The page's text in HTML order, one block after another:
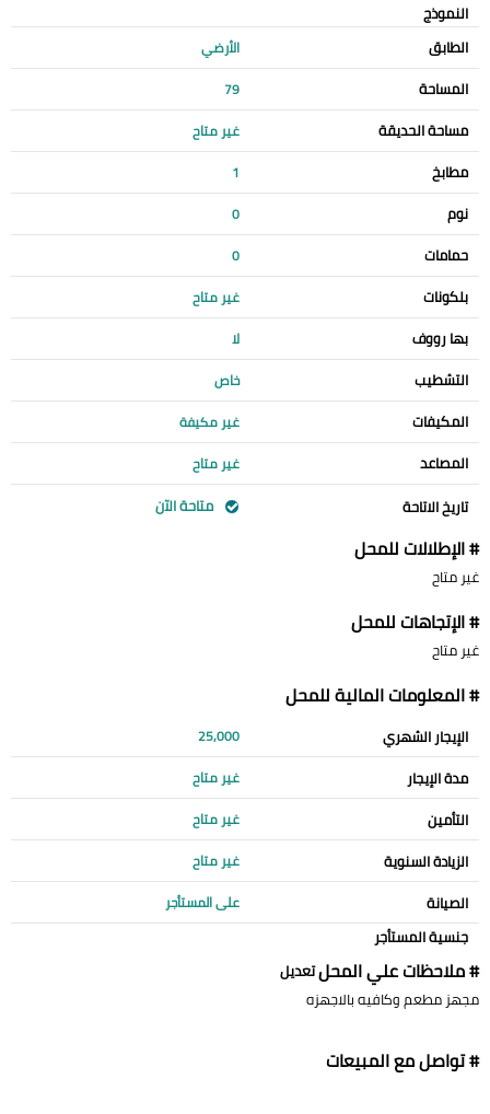
النموذج
الطابق
الأرضي
المساحة 79
مساحة الحديقة غير متاح
مطابخ 1
نوم 0
حمامات 0
بلكونات غير متاح
بها رووف لا
التشطيب خاص
المكيفات غير مكيفة
المصاعد غير متاح
تاريخ الاتاحة متاحة الآن
# الإطلالات للمحل
غير متاح
# الإتجاهات للمحل
غير متاح
# المعلومات المالية للمحل
الإيجار الشهري 25,000
مدة الإيجار غير متاح
التأمين غير متاح
الزيادة السنوية غير متاح
الصيانة على المستأجر
جنسية المستأجر
# ملاحظات علي المحلتعديل
مجهز مطعم وكافيه بالاجهزه
# تواصل مع المبيعات